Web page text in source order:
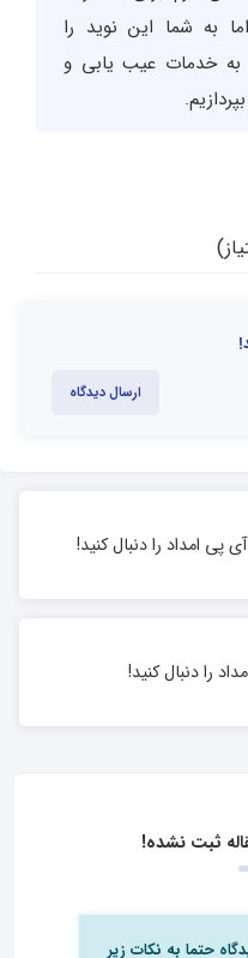
به شما این نوید را
به خدمات عیب یابی و
ارسال دیدگاه
آی پی امداد را دنبال کنید!
را دنبال کنید!
ثبت نشده!
حتما به نکات زیر